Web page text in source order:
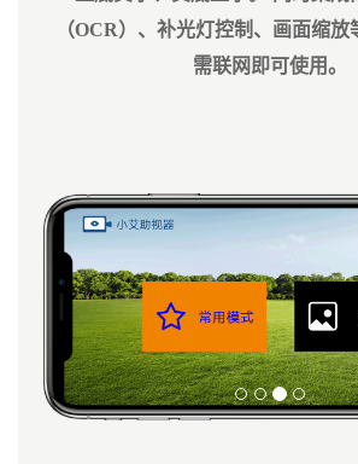
（OCR）、补光灯控制、画面缩
需联网即可使用。